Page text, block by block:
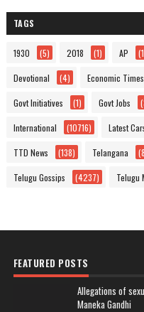
TAGS
1930 (5) 2018 (1) AP
Devotional (4) Economic Times
Govt Initiatives (1) Govt Jobs
International (10716) Latest
TTD News (138) Telangana
Telugu Gossips (4237) Telugu
FEATURED POSTS
Allegations of
Maneka Gandhi